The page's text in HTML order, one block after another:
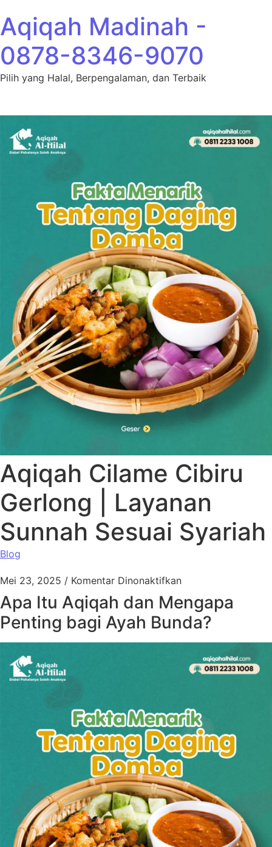
Aqiqah Madinah -
0878-8346-9070
Pilih yang Halal, Berpengalaman, dan Terbaik
Aqiqah Cilame Cibiru
Gerlong | Layanan
Sunnah Sesuai Syariah
Blog
Mei 23, 2025 / Komentar Dinonaktifkanpada Aqiqah
Apa Itu Aqiqah dan Mengapa
Penting bagi Ayah Bunda?